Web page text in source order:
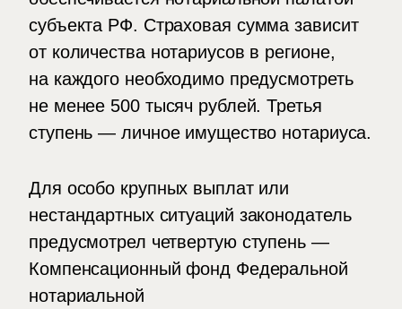
субъекта РФ. Страховая сумма зависит
от количества нотариусов в регионе,
на каждого необходимо предусмотреть
не менее 500 тысяч рублей. Третья
ступень — личное имущество нотариуса.
Для особо крупных выплат или
нестандартных ситуаций законодатель
предусмотрел четвертую ступень —
Компенсационный фонд Федеральной
нотариальной